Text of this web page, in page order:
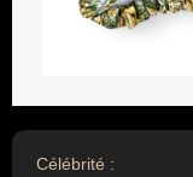
Célébrité :